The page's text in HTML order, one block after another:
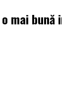
mai bună